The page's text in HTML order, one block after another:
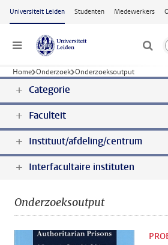
Ga naar hoofdinhoud
Universiteit Leiden Studenten Medewerkers
Menu
Home Onderzoek Onderzoeksoutput
Categorie
Faculteit
Instituut/afdeling/centrum
Interfacultaire instituten
Onderzoeksoutput